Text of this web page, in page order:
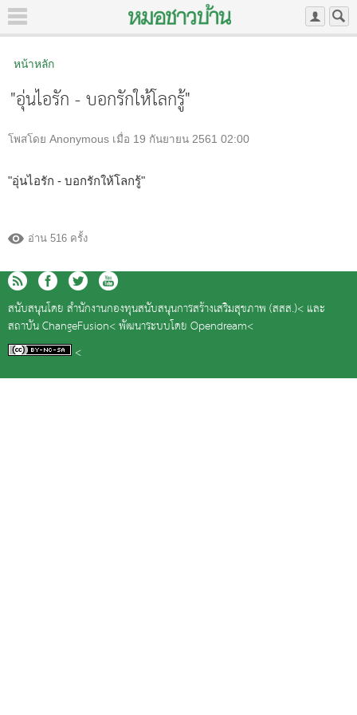
หน้าหลัก
"อุ่นไอรัก - บอกรักให้โลกรู้"
โพสโดย Anonymous เมื่อ 19 กันยายน 2561 02:00
"อุ่นไอรัก - บอกรักให้โลกรู้"
อ่าน 516 ครั้ง
สนับสนุนโดย สำนักงานกองทุนสนับสนุนการสร้างเสริมสุขภาพ (สสส.)< และ
สถาบัน ChangeFusion<พัฒนาระบบโดย Opendream<
<